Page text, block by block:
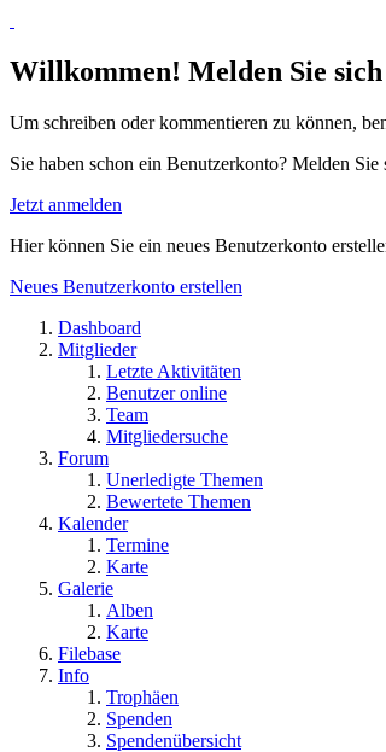
Willkommen! Melden Sie
Um schreiben oder kommentieren zu können,
Sie haben schon ein Benutzerkonto? Melden Sie
Jetzt anmelden
Hier können Sie ein neues Benutzerkonto
Neues Benutzerkonto erstellen
Dashboard
Mitglieder
Letzte Aktivitäten
Benutzer online
Team
Mitgliedersuche
Forum
Unerledigte Themen
Bewertete Themen
Kalender
Termine
Karte
Galerie
Alben
Karte
Filebase
Info
Trophäen
Spenden
Spendenübersicht